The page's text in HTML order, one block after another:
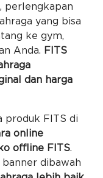
perlengkapan
yang bisa
ke gym,
Anda. FITS
dan harga
produk FITS di
online
offline FITS.
banner dibawah